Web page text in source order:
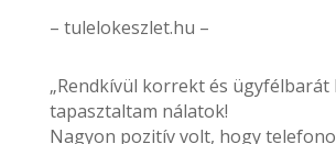
– tulelokeszlet.hu –
„Rendkívül korrekt és ügyfélbarát
tapasztaltam nálatok!
Nagyon pozitív volt, hogy